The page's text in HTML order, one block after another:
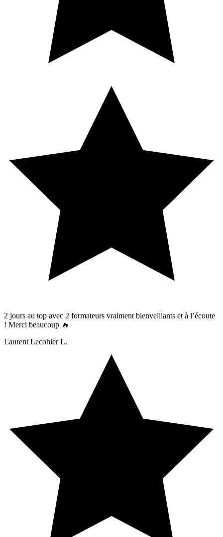
2 jours au top avec 2 formateurs vraiment bienveillants et à l’écoute
! Merci beaucoup 🔥
Laurent Lecohier L.